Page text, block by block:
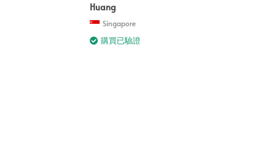
Huang
Singapore
購買已驗證